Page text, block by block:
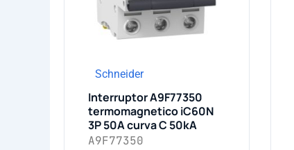
Schneider
Interruptor A9F77350
termomagnetico iC60N
3P 50A curva C 50kA
A9F77350